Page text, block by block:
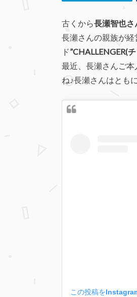
古くから長瀬智也さ
長瀬さんの親族が
ド”CHALLENGER(
最近、長瀬さんご
ね♪長瀬さんはとも
この投稿を